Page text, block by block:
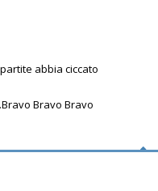
abbia ciccato
Bravo Bravo